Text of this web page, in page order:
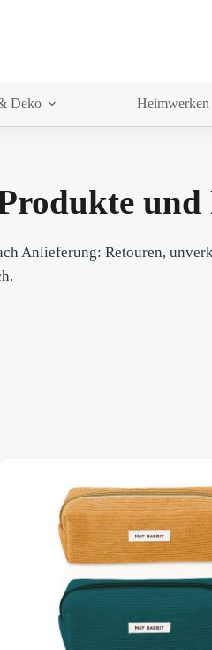
Deko Heimwerken
und
Anlieferung: Retouren,